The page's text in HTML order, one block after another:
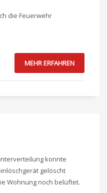
die Feuerwehr
MEHR ERFAHREN
konnte
gelöscht
Wohnung noch belüftet.